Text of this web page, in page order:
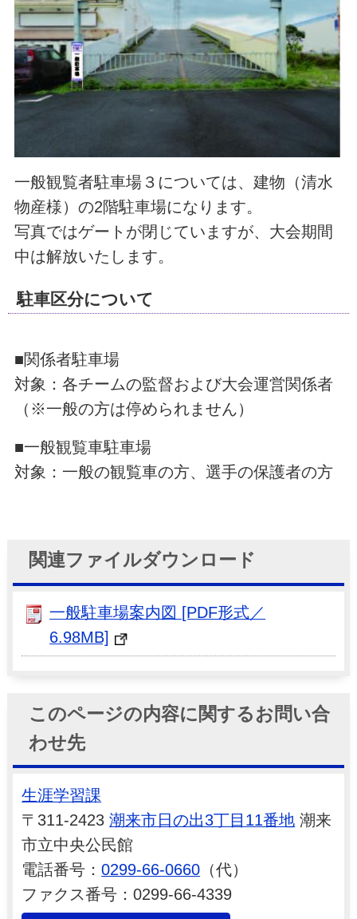
一般観覧者駐車場３については、建物（清水
物産様）の2階駐車場になります。
写真ではゲートが閉じていますが、大会期間
中は解放いたします。
駐車区分について
■関係者駐車場
対象：各チームの監督および大会運営関係者
（※一般の方は停められません）
■一般観覧車駐車場
対象：一般の観覧車の方、選手の保護者の方
関連ファイルダウンロード
一般駐車場案内図 [PDF形式／
6.98MB]
このページの内容に関するお問い合
わせ先
生涯学習課
〒311-2423潮来市日の出3丁目11番地 潮来
市立中央公民館
電話番号：0299-66-0660 （代）
ファクス番号：0299-66-4339